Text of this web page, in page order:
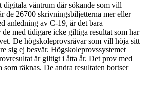
digitala väntrum där sökande som vill
de 26700 skrivningsbiljetterna mer eller
anledning av C-19, är det bara
de med tidigare icke giltiga resultat som har
De högskoleprovsrävar som vill höja sitt
sig ej besvär. Högskoleprovssystemet
är giltigt i åtta år. Det prov med
som räknas. De andra resultaten bortser